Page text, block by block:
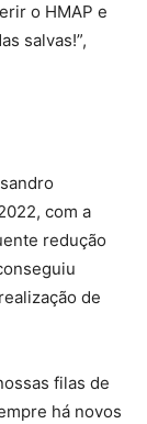
o HMAP e
salvas!”,
com a
redução
de
filas de
há novos